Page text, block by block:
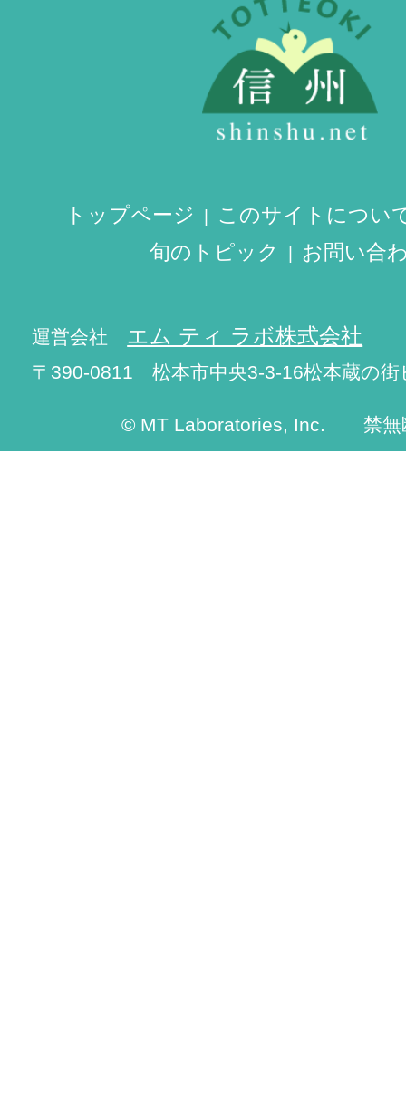
トップページ
このサイトについ
旬のトピック
お問い合
運営会社 エム ティ ラボ株式会社
〒390-0811 松本市中央3-3-16松本蔵の街
© MT Laboratories, Inc. 禁無